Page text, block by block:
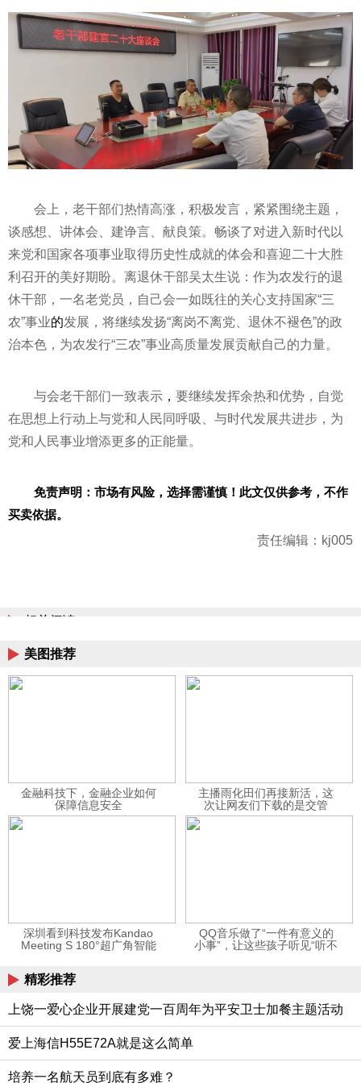
会上，老干部们热情高涨，积极发言，紧紧围绕主题，
谈感想、讲体会、建诤言、献良策。畅谈了对进入 新时代以
来党和国家各项事业取得历史性成就的体会和喜迎二十大胜
利召开的美好期盼。离退休干部吴太生说：作为农发行的退
休干部，一名老党员，自己会一如既往的关心支持国家“三
农”事业的发展，将继续发扬“离岗不离党、退休不褪色”的政
治本色，为农发行“三农”事业高质量发展贡献自己的力量。
与会老干部们一致表示 ， 要继续发挥余热和优势，自觉
在思想上行动上与党和人民同呼吸、与时代发展共进步，为
党和人民事业增添更多的正能量。
免责声明：市场有风险，选择需谨慎！此文仅供参考，不作
买卖依据。
责任编辑：kj005
相关阅读
美图推荐
金融科技下，金融企业如何
保障信息安全
主播雨化田们再接新活，这
次让网友们下载的是交管
12123APP
深圳看到科技发布Kandao
Meeting S 180°超广角智能
QQ音乐做了“一件有意义的
小事”，让这些孩子听见“听不
精彩推荐
上饶一爱心企业开展建党一百周年为平安卫士加餐主题活动
爱上海信H55E72A就是这么简单
培养一名航天员到底有多难？